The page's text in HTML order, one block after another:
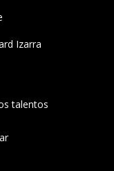
Izarra
talentos